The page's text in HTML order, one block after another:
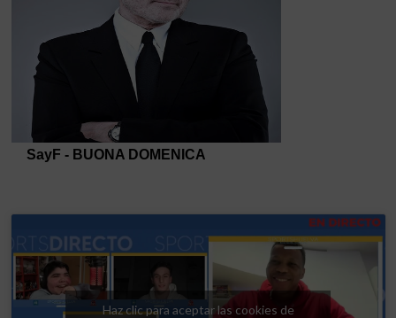
Haz clic para aceptar las cookies de